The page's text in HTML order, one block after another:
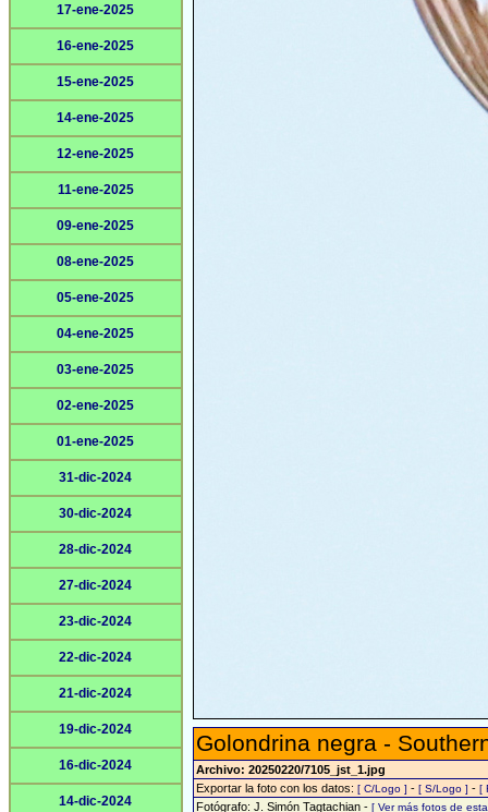
17-ene-2025
16-ene-2025
15-ene-2025
14-ene-2025
12-ene-2025
11-ene-2025
09-ene-2025
08-ene-2025
05-ene-2025
04-ene-2025
03-ene-2025
02-ene-2025
01-ene-2025
31-dic-2024
30-dic-2024
28-dic-2024
27-dic-2024
23-dic-2024
22-dic-2024
21-dic-2024
19-dic-2024
16-dic-2024
14-dic-2024
Golondrina negra -
Archivo: 20250220/7105_jst_1.jpg
Exportar la foto con los datos: [ C/Logo ] - [ S/Logo ] - [
Fotógrafo: J. Simón Tagtachian - [ Ver más fotos de